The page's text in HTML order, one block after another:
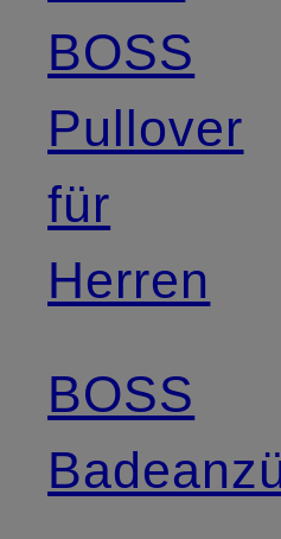
BOSS
Pullover
für
Herren
BOSS